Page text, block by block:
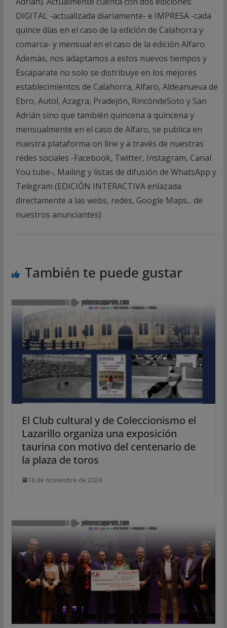
DIGITAL -actualizada diariamente- e IMPRESA -cada
quince días en el caso de la edición de Calahorra y
comarca- y mensual en el caso de la edición Alfaro.
Además, nos adaptamos a estos nuevos tiempos y
Escaparate no solo se distribuye en los mejores
establecimientos de Calahorra, Alfaro, Aldeanueva de
Ebro, Autol, Azagra, Pradejón, RincóndeSoto y San
Adrián sino que también quincena a quincena y
mensualmente en el caso de Alfaro, se publica en
nuestra plataforma on line y a través de nuestras
redes sociales -Facebook, Twitter, Instagram, Canal
You tube-, Mailing y listas de difusión de WhatsApp y
Telegram (EDICIÓN INTERACTIVA enlazada
directamente a las webs, redes, Google Maps... de
nuestros anunciantes)
También te puede gustar
El Club cultural y de Coleccionismo el
Lazarillo organiza una exposición
taurina con motivo del centenario de
la plaza de toros
18 de noviembre de 2024